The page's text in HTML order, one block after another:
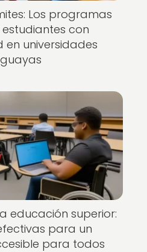
Los programas
con
universidades
educación superior:
para un
para todos